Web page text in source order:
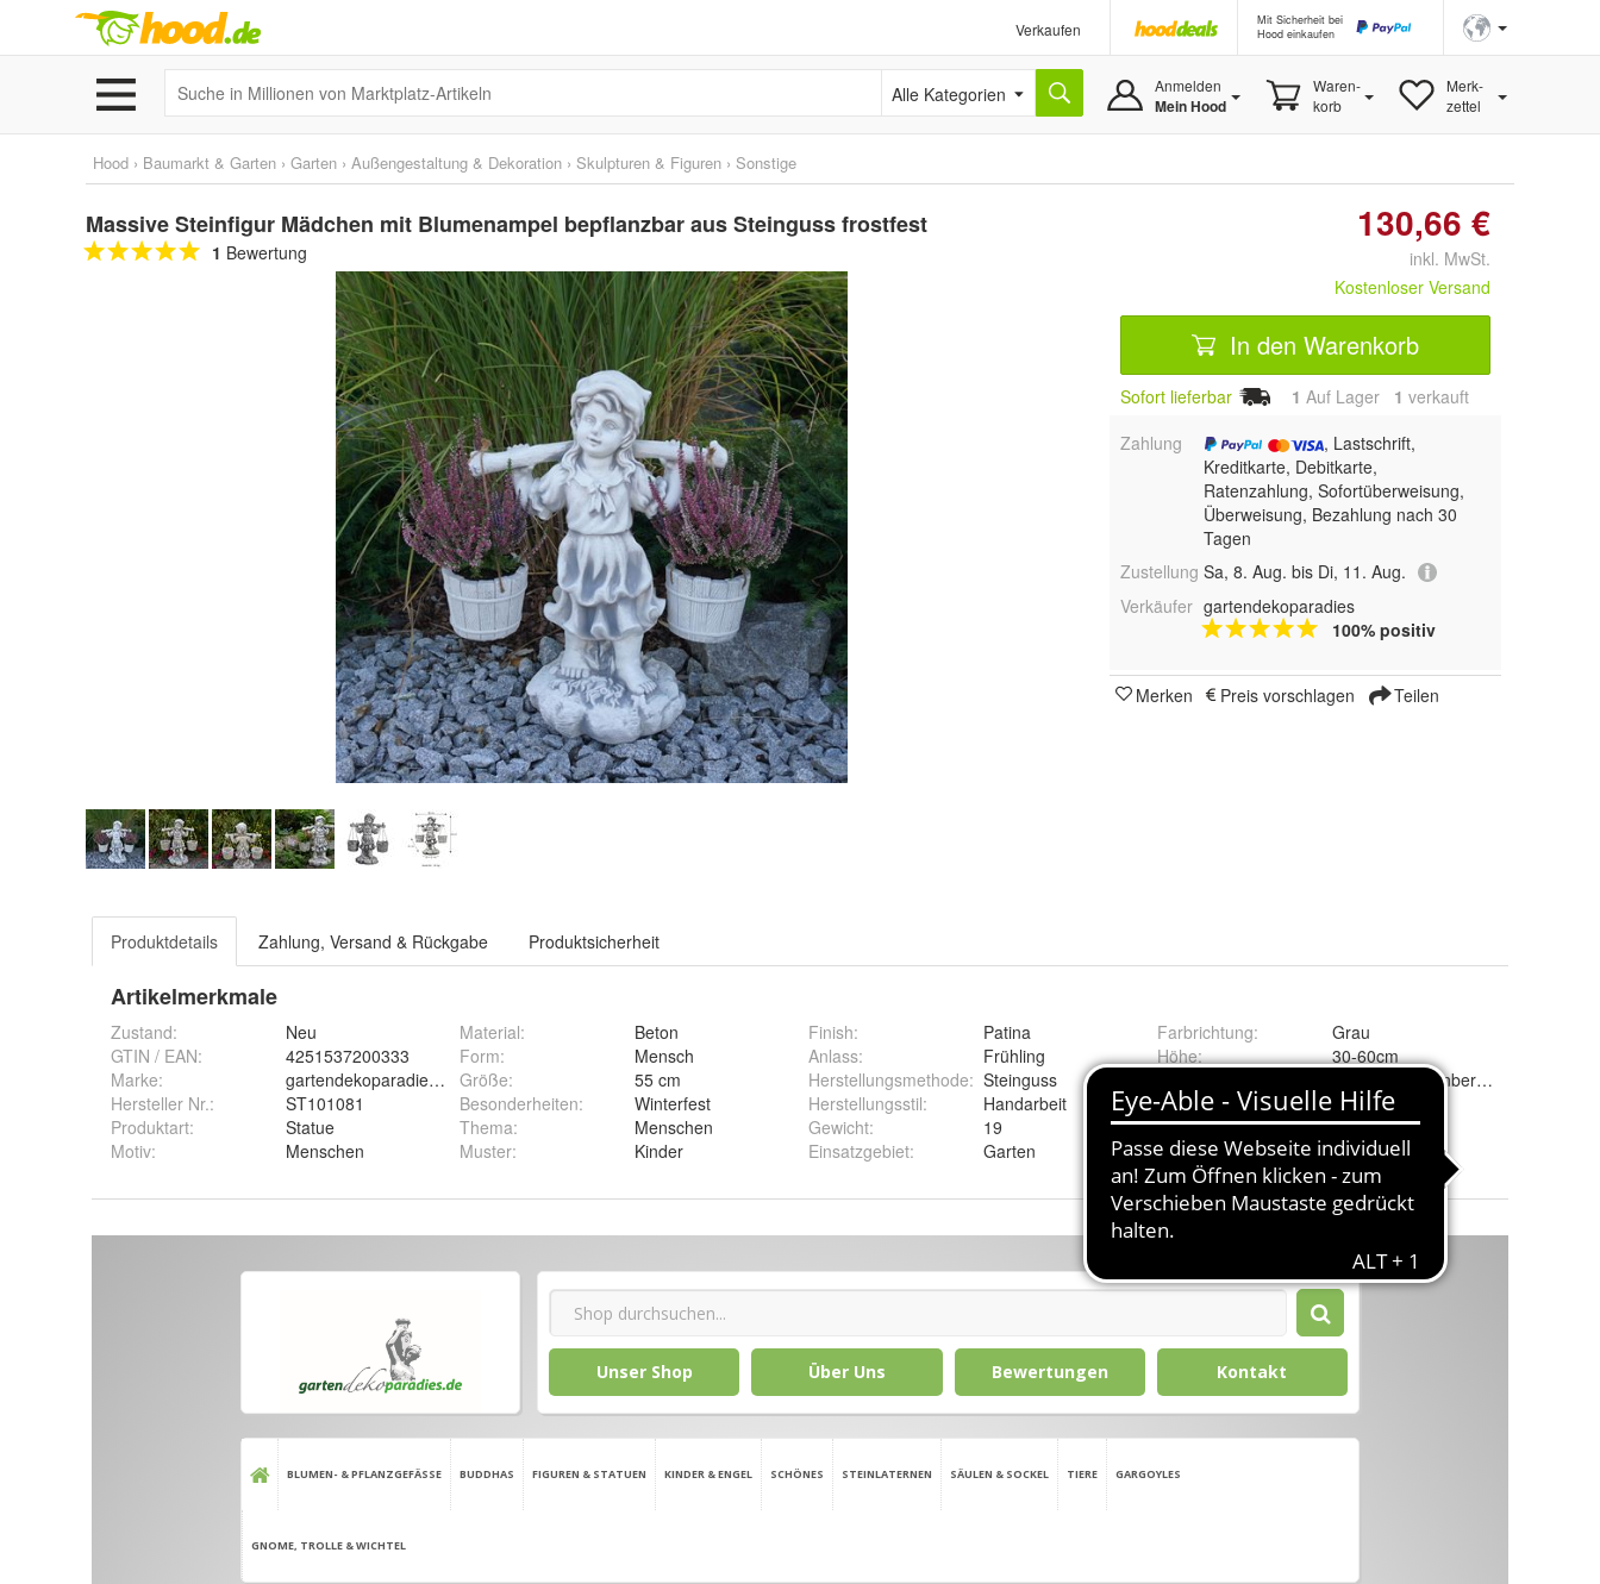
Verkaufen
Mit Sicherheit bei
Hood einkaufen
Alle Kategorien Anmelden
Mein Hood
Waren-
korb
Merk-
zettel
Hood › Baumarkt & Garten › Garten › Außengestaltung & Dekoration › Skulpturen & Figuren › Sonstige
Massive Steinfigur Mädchen mit Blumenampel bepflanzbar aus Steinguss frostfest
1 Bewertung
130,66 €
inkl. MwSt.
Kostenloser Versand
In den Warenkorb
Sofort lieferbar 1 Auf Lager 1 verkauft
Zahlung
, Lastschrift,
Kreditkarte, Debitkarte,
Ratenzahlung, Sofortüberweisung,
Überweisung, Bezahlung nach 30
Tagen
Zustellung Sa, 8. Aug. bis Di, 11. Aug.
Verkäufer gartendekoparadies
100% positiv
Merken Preis vorschlagen Teilen
Produktdetails Zahlung, Versand & Rückgabe Produktsicherheit
Artikelmerkmale
Zustand:
Neu
GTIN / EAN:
4251537200333
Marke:
gartendekoparadies.de
Hersteller Nr.:
ST101081
Produktart:
Statue
Motiv: Menschen
Material:
Beton
Form:
Mensch
Größe:
55 cm
Besonderheiten:
Winterfest
Thema:
Menschen
Muster: Kinder
Finish:
Patina
Anlass:
Frühling
Herstellungsmethode: Steinguss
Herstellungsstil:
Handarbeit
Gewicht:
19
Einsatzgebiet: Garten
Farbrichtung:
Grau
Höhe:
30-60cm
Innen- & Außenbereich